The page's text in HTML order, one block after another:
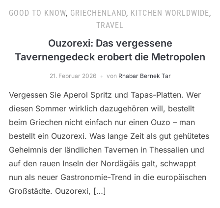
GOOD TO KNOW, GRIECHENLAND, KITCHEN WORLDWIDE,
TRAVEL
Ouzorexi: Das vergessene
Tavernengedeck erobert die Metropolen
21. Februar 2026 von Rhabar Bernek Tar
Vergessen Sie Aperol Spritz und Tapas-Platten. Wer
diesen Sommer wirklich dazugehören will, bestellt
beim Griechen nicht einfach nur einen Ouzo – man
bestellt ein Ouzorexi. Was lange Zeit als gut gehütetes
Geheimnis der ländlichen Tavernen in Thessalien und
auf den rauen Inseln der Nordägäis galt, schwappt
nun als neuer Gastronomie-Trend in die europäischen
Großstädte. Ouzorexi, […]